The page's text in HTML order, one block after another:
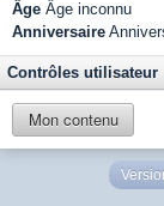
Âge Âge inconnu
Anniversaire
Contrôles utilisateur
Mon contenu